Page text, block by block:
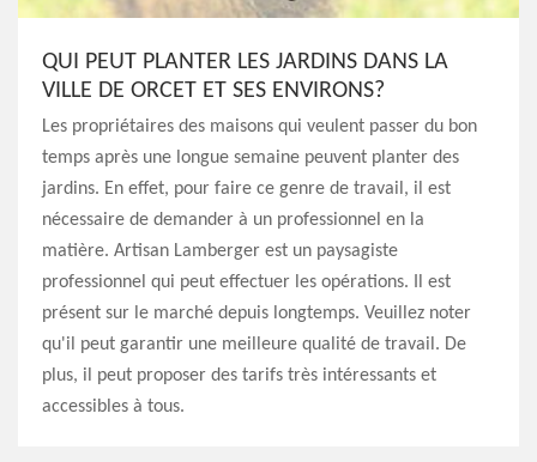
QUI PEUT PLANTER LES JARDINS DANS LA
VILLE DE ORCET ET SES ENVIRONS?
Les propriétaires des maisons qui veulent passer du bon
temps après une longue semaine peuvent planter des
jardins. En effet, pour faire ce genre de travail, il est
nécessaire de demander à un professionnel en la
matière. Artisan Lamberger est un paysagiste
professionnel qui peut effectuer les opérations. Il est
présent sur le marché depuis longtemps. Veuillez noter
qu'il peut garantir une meilleure qualité de travail. De
plus, il peut proposer des tarifs très intéressants et
accessibles à tous.